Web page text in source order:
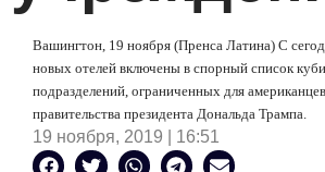
Вашингтон, 19 ноября (Пренса Латина) С
новых отелей включены в спорный список
подразделений, ограниченных для
правительства президента Дональда Трампа.
19 ноября, 2019 | 16:51